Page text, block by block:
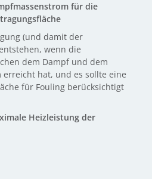
für die
(und damit der
wenn die
dem Dampf und dem
hat, und es sollte eine
für Fouling berücksichtigt
Heizleistung der